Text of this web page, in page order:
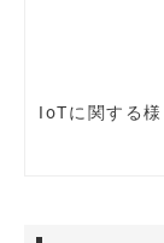
IoTに関する